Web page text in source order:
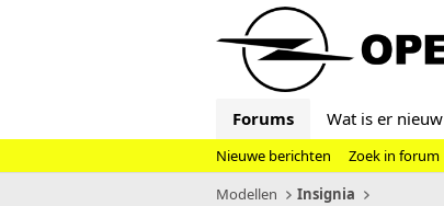
Forums Wat is er nieuw
Nieuwe berichten
Zoek in forum
Modellen
Insignia